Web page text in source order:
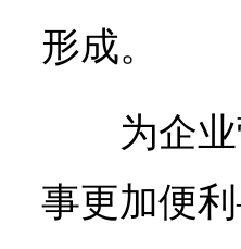
形成。
为企
事更加便